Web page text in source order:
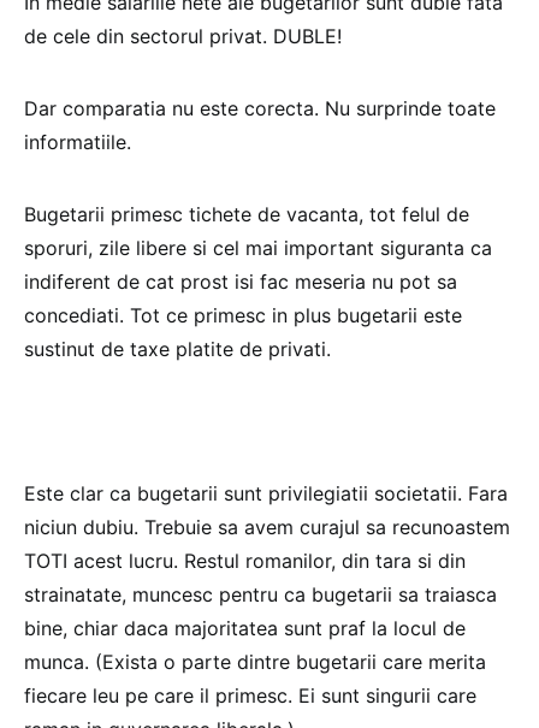
de cele din sectorul privat. DUBLE!
Dar comparatia nu este corecta. Nu surprinde toate
informatiile.
Bugetarii primesc tichete de vacanta, tot felul de
sporuri, zile libere si cel mai important siguranta ca
indiferent de cat prost isi fac meseria nu pot sa
concediati. Tot ce primesc in plus bugetarii este
sustinut de taxe platite de privati.
Este clar ca bugetarii sunt privilegiatii societatii. Fara
niciun dubiu. Trebuie sa avem curajul sa recunoastem
TOTI acest lucru. Restul romanilor, din tara si din
strainatate, muncesc pentru ca bugetarii sa traiasca
bine, chiar daca majoritatea sunt praf la locul de
munca. (Exista o parte dintre bugetarii care merita
fiecare leu pe care il primesc. Ei sunt singurii care